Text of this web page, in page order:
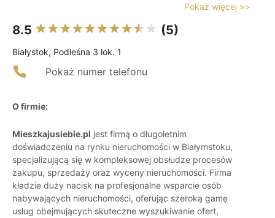
Pokaż więcej >>
8.5 (5)
Białystok, Podleśna 3 lok. 1
Pokaż numer telefonu
O firmie:
Mieszkajusiebie.pl jest firmą o długoletnim
doświadczeniu na rynku nieruchomości w Białymstoku,
specjalizującą się w kompleksowej obsłudze procesów
zakupu, sprzedaży oraz wyceny nieruchomości. Firma
kładzie duży nacisk na profesjonalne wsparcie osób
nabywających nieruchomości, oferując szeroką gamę
usług obejmujących skuteczne wyszukiwanie ofert,